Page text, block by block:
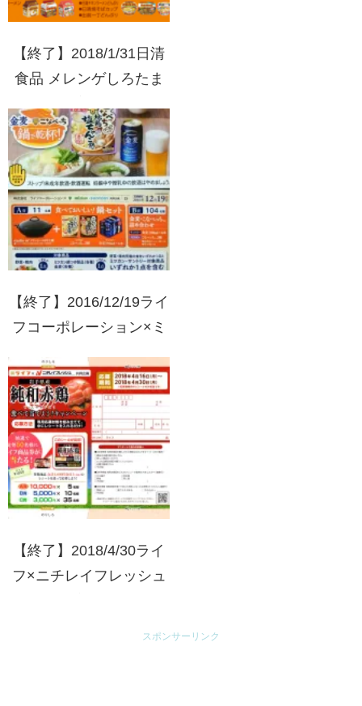
【終了】2018/1/31日清
食品 メレンゲしろたま
ンペーン
【終了】2016/12/19ライ
フコーポレーション×ミ
セットが当たる！キャン
ペーン
【終了】2018/4/30ライ
フ×ニチレイフレッシュ
スポンサーリンク